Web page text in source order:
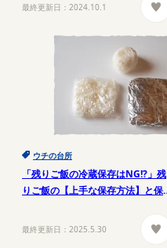
最終更新日： 2024.10.1
ウチの台所
「残りご飯の冷蔵保存はNG!?」残
りご飯の【上手な保存方法】と保
最終更新日： 2025.5.30